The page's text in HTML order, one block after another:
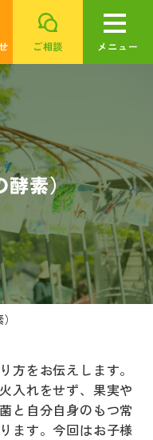
ご相談 メニュー
酵素）
方をお伝えします。
入れをせず、果実や
と自分自身のもつ常
ます。今回はお子様